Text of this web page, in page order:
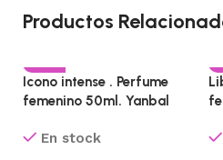
Productos
Icono intense . Perfume
femenino 50ml. Yanbal
En stock
-